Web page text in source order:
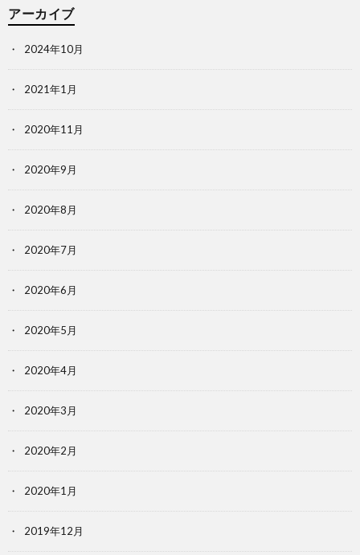
アーカイブ
2024年10月
2021年1月
2020年11月
2020年9月
2020年8月
2020年7月
2020年6月
2020年5月
2020年4月
2020年3月
2020年2月
2020年1月
2019年12月